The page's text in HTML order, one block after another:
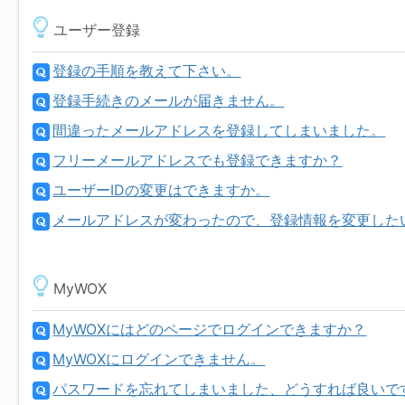
ユーザー登録
登録の手順を教えて下さい。
登録手続きのメールが届きません。
間違ったメールアドレスを登録してしまいました。
フリーメールアドレスでも登録できますか？
ユーザーIDの変更はできますか。
メールアドレスが変わったので、登録情報を変更した
MyWOX
MyWOXにはどのページでログインできますか？
MyWOXにログインできません。
パスワードを忘れてしまいました、どうすれば良いで